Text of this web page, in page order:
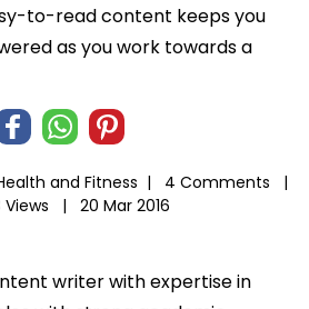
to-read content keeps you
as you work towards a
and Fitness |
4 Comments |
Views |
20 Mar 2016
writer with expertise in